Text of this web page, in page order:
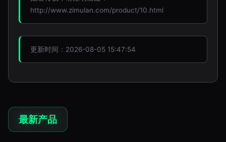
http://www.zimulan.com/product/10.html
更新时间：2026-08-05 15:47:54
最新产品